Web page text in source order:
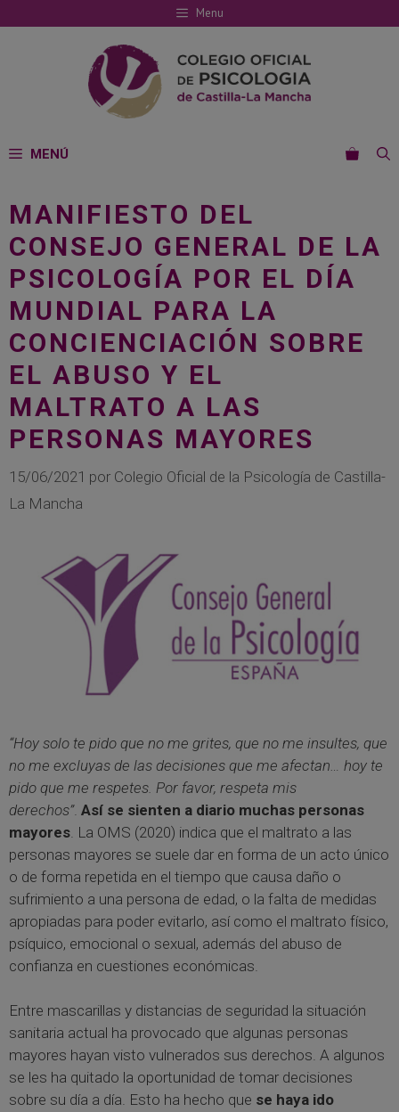
al
Menu
MENÚ
MANIFIESTO DEL
CONSEJO GENERAL DE LA
PSICOLOGÍA POR EL DÍA
MUNDIAL PARA LA
CONCIENCIACIÓN SOBRE
EL ABUSO Y EL
MALTRATO A LAS
PERSONAS MAYORES
15/06/2021 por Colegio Oficial de la Psicología de Castilla-
La Mancha
“Hoy solo te pido que no me grites, que no me insultes, que
no me excluyas de las decisiones que me afectan… hoy te
pido que me respetes. Por favor, respeta mis
derechos”. Así se sienten a diario muchas personas
mayores . La OMS (2020) indica que el maltrato a las
personas mayores se suele dar en forma de un acto único
o de forma repetida en el tiempo que causa daño o
sufrimiento a una persona de edad, o la falta de medidas
apropiadas para poder evitarlo, así como el maltrato físico,
psíquico, emocional o sexual, además del abuso de
confianza en cuestiones económicas.
Entre mascarillas y distancias de seguridad la situación
sanitaria actual ha provocado que algunas personas
mayores hayan visto vulnerados sus derechos. A algunos
se les ha quitado la oportunidad de tomar decisiones
sobre su día a día. Esto ha hecho que se haya ido